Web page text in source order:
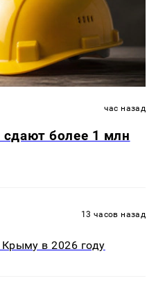
час назад
более 1 млн
13 часов назад
в 2026 году